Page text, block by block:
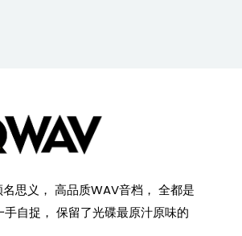
思义， 高品质WAV音档， 全都是
手自捉， 保留了光碟最原汁原味的